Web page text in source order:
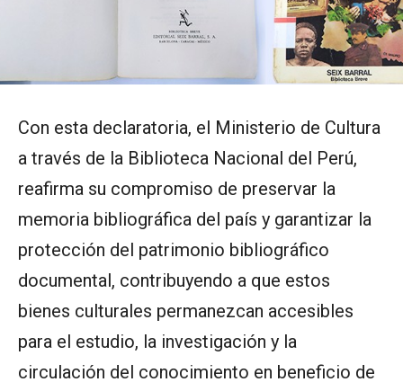
Con esta declaratoria, el Ministerio de Cultura
a través de la Biblioteca Nacional del Perú,
reafirma su compromiso de preservar la
memoria bibliográfica del país y garantizar la
protección del patrimonio bibliográfico
documental, contribuyendo a que estos
bienes culturales permanezcan accesibles
para el estudio, la investigación y la
circulación del conocimiento en beneficio de